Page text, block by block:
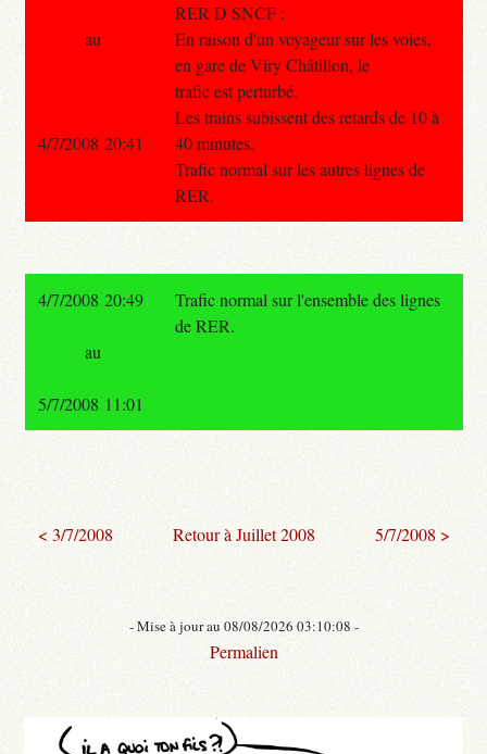
RER D SNCF :
En raison d'un voyageur sur les voies,
en gare de Viry Châtillon, le
trafic est perturbé.
Les trains subissent des retards de 10 à
40 minutes.
Trafic normal sur les autres lignes de
RER.
au
4/7/2008 20:41
4/7/2008 20:49
Trafic normal sur l'ensemble des lignes
de RER.
au
5/7/2008 11:01
< 3/7/2008 Retour à Juillet 2008 5/7/2008 >
- Mise à jour au 08/08/2026 03:10:08 -
Permalien